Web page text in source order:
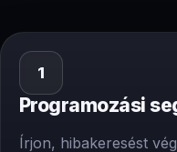
1
Programozási
Írjon, hibakeresést